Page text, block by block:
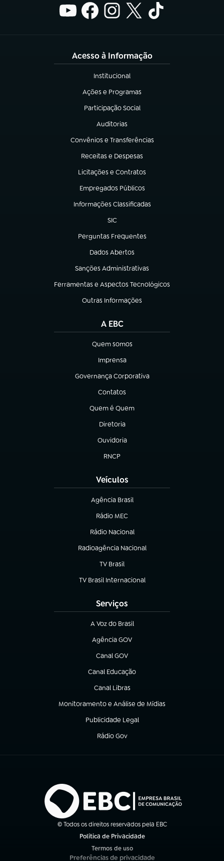
Acesso à Informação
Institucional
(abre em nova aba)
Ações e Programas
(abre em nova aba)
Participação Social
(abre em nova aba)
Auditorias
(abre em nova aba)
Convênios e Transferências
(abre em nova aba)
Receitas e Despesas
(abre em nova aba)
Licitações e Contratos
(abre em nova aba)
Empregados Públicos
(abre em nova aba)
Informações Classificadas
(abre em nova aba)
SIC
(abre em nova aba)
Perguntas Frequentes
(abre em nova aba)
Dados Abertos
(abre em nova aba)
Sanções Administrativas
(abre em nova aba)
Ferramentas e Aspectos Tecnológicos
(abre em nova aba)
Outras Informações
(abre em nova aba)
A EBC
Quem somos
(abre em nova aba)
Imprensa
(abre em nova aba)
Governança Corporativa
(abre em nova aba)
Contatos
(abre em nova aba)
Quem é Quem
(abre em nova aba)
Diretoria
(abre em nova aba)
Ouvidoria
(abre em nova aba)
RNCP
(abre em nova aba)
Veículos
Agência Brasil
(abre em nova aba)
Rádio MEC
(abre em nova aba)
Rádio Nacional
Radioagência Nacional
(abre em nova aba)
TV Brasil
(abre em nova aba)
TV Brasil Internacional
(abre em nova aba)
Serviços
A Voz do Brasil
(abre em nova aba)
Agência GOV
(abre em nova aba)
Canal GOV
(abre em nova aba)
Canal Educação
(abre em nova aba)
Canal Libras
(abre em nova aba)
Monitoramento e Análise de Mídias
(abre em nova aba)
Publicidade Legal
(abre em nova aba)
Rádio Gov
(abre em nova aba)
© Todos os direitos reservados pela EBC
Política de Privacidade
Termos de uso
(abre em nova aba)
Preferências de privacidade